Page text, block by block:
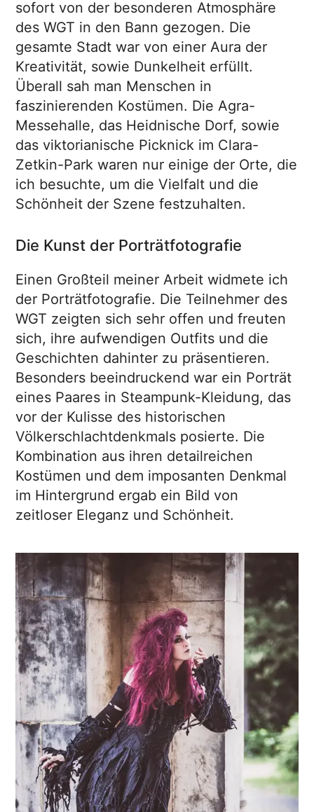
sofort von der besonderen Atmosphäre
des WGT in den Bann gezogen. Die
gesamte Stadt war von einer Aura der
Kreativität, sowie Dunkelheit erfüllt.
Überall sah man Menschen in
faszinierenden Kostümen. Die Agra-
Messehalle, das Heidnische Dorf, sowie
das viktorianische Picknick im Clara-
Zetkin-Park waren nur einige der Orte, die
ich besuchte, um die Vielfalt und die
Schönheit der Szene festzuhalten.
Die Kunst der Porträtfotografie
Einen Großteil meiner Arbeit widmete ich
der Porträtfotografie. Die Teilnehmer des
WGT zeigten sich sehr offen und freuten
sich, ihre aufwendigen Outfits und die
Geschichten dahinter zu präsentieren.
Besonders beeindruckend war ein Porträt
eines Paares in Steampunk-Kleidung, das
vor der Kulisse des historischen
Völkerschlachtdenkmals posierte. Die
Kombination aus ihren detailreichen
Kostümen und dem imposanten Denkmal
im Hintergrund ergab ein Bild von
zeitloser Eleganz und Schönheit.